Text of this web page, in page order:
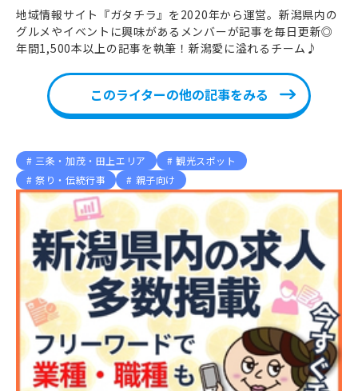
地域情報サイト『ガタチラ』を2020年から運営。新潟県内の
グルメやイベントに興味があるメンバーが記事を毎日更新◎
年間1,500本以上の記事を執筆！新潟愛に溢れるチーム♪
このライターの他の記事をみる
三条・加茂・田上エリア
観光スポット
祭り・伝統行事
親子向け